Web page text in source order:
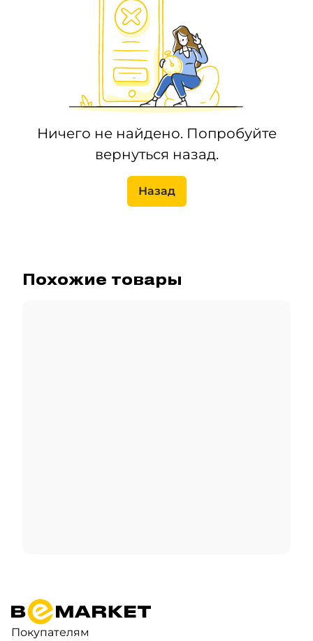
Ничего не найдено. Попробуйте
вернуться назад.
Назад
Похожие товары
Покупателям